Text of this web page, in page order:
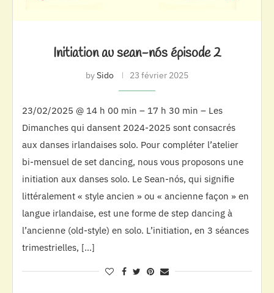
Initiation au sean-nós épisode 2
bySido 23 février 2025
23/02/2025 @ 14 h 00 min – 17 h 30 min – Les
Dimanches qui dansent 2024-2025 sont consacrés
aux danses irlandaises solo. Pour compléter l’atelier
bi-mensuel de set dancing, nous vous proposons une
initiation aux danses solo. Le Sean-nós, qui signifie
littéralement « style ancien » ou « ancienne façon » en
langue irlandaise, est une forme de step dancing à
l’ancienne (old-style) en solo. L’initiation, en 3 séances
trimestrielles, […]